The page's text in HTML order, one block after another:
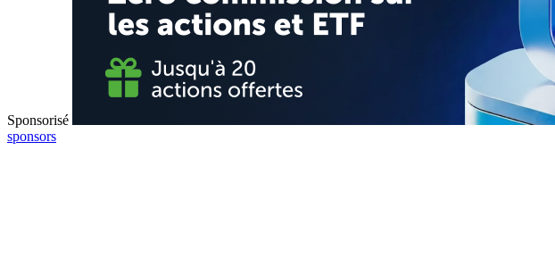
Sponsorisé
sponsors